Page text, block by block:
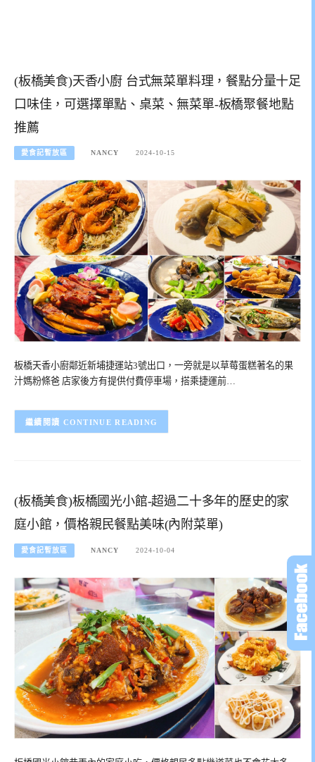
(板橋美食)天香小廚 台式無菜單料理，餐點分量十足
口味佳，可選擇單點、桌菜、無菜單-板橋聚餐地點
推薦
愛食記暫放區 NANCY 2024-10-15
板橋天香小廚鄰近新埔捷運站3號出口，一旁就是以草莓蛋糕著名的果
汁媽粉條爸 店家後方有提供付費停車場，搭乘捷運前…
CONTINUE READING
(板橋美食)板橋國光小館-超過二十多年的歷史的家
庭小館，價格親民餐點美味(內附菜單)
愛食記暫放區 NANCY 2024-10-04